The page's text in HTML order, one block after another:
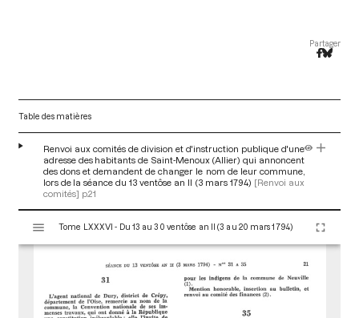
Partager
Table des matières
Renvoi aux comités de division et d'instruction publique d'une
adresse des habitants de Saint-Menoux (Allier) qui annoncent
des dons et demandent de changer le nom de leur commune,
lors de la séance du 13 ventôse an II (3 mars 1794) [Renvoi aux
comités] p.21
s
Tome LXXXVI - Du 13 au 30 ventôse an II (3 au 20 mars 1794)